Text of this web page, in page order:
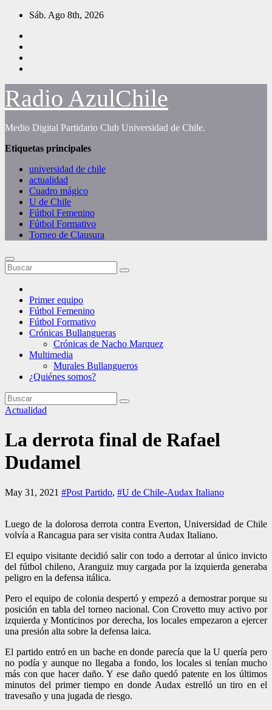
Saltar
contenido
Sáb. Ago 8th, 2026
Radio AzulChile
Medio Digital Partidario Club Universidad de Chile.
Etiquetas principales
universidad de chile
actualidad
Cuadro mágico
U de Chile
Fútbol Femenino
Fútbol Formativo
Torneo de Clausura
Primer equipo
Fútbol Femenino
Fútbol Formativo
Crónicas Bullangueras
Crónicas de Nacho Marquez
Multimedia
Murales Bullangueros
¿Quiénes somos?
Actualidad
La derrota final de Rafael
Dudamel
May 31, 2021 #Post Partido, #U de Chile-Audax Italiano
Luego de la dolorosa derrota contra Everton, Universidad de Chile
volvía a Rancagua para ser visita contra Audax Italiano.
El equipo visitante decidió salir con todo a derrotar al único invicto
del fútbol chileno, Aranguiz muy cargada por la izquierda generaba
peligro en la defensa itálica.
Pero el equipo de colonia despertó y empezó a demostrar porque su
posición en tabla del torneo nacional. Con Crovetto muy activo por
izquierda y Monticinos por derecha, los locales empezaron a ejercer
una presión alta sobre la defensa laica.
El partido entró en un bache en donde parecía que la U quería pero
no podía y aunque no llegaba a fondo, los locales si tenían mucho
más con que hacer daño. Y ese daño quedó patente en los últimos
minutos del primer tiempo en donde Audax estrelló un tiro en el
travesaño y una jugada de riesgo.